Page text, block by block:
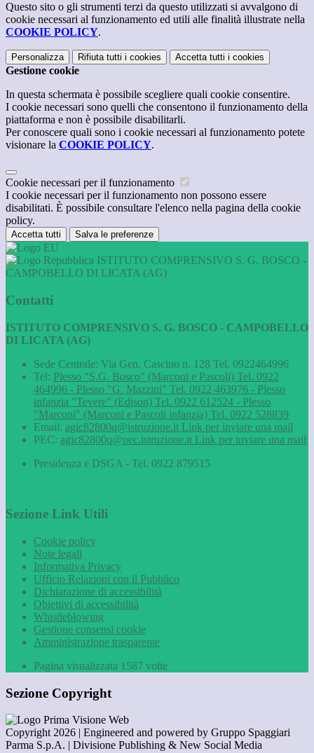
Questo sito o gli strumenti terzi da questo utilizzati si avvalgono di
cookie necessari al funzionamento ed utili alle finalità illustrate nella
COOKIE POLICY.
Personalizza Rifiuta tutti i cookies Accetta tutti i cookies
Gestione cookie
In questa schermata è possibile scegliere quali cookie consentire.
I cookie necessari sono quelli che consentono il funzionamento della
piattaforma e non è possibile disabilitarli.
Per conoscere quali sono i cookie necessari al funzionamento potete
visionare la COOKIE POLICY.
Cookie necessari per il funzionamento
I cookie necessari per il funzionamento non possono essere
disabilitati. È possibile consultare l'elenco nella pagina della cookie
policy.
Accetta tutti Salva le preferenze
ISTITUTO COMPRENSIVO S. G. BOSCO -
CAMPOBELLO DI LICATA (AG)
Contatti
ISTITUTO COMPRENSIVO S. G. BOSCO - CAMPOBELLO
DI LICATA (AG)
Sede Centrale: Via Gen. Cascino n. 128 Tel. 0922464996
Tel: Plesso "S.G. Bosco" (Marconi e Pascoli) Tel. 0922
464996 - Plesso "G. Mazzini" Tel. 0922 463976 - Plesso
infanzia "Tevere" (Edison) Tel. 0922 612524 - Plesso
"Marconi" (Marconi e Pascoli infanzia) Tel. 0922 528839
Email: agic82800q@istruzione.it Link per inviare una mail
PEC: agic82800q@pec.istruzione.it Link per inviare una mail
Presidenza e DSGA - Tel. 0922 879515
Sezione Link Utili
Cookie policy
Note legali
Informativa Privacy
Ufficio Relazioni con il Pubblico
Dichiarazione di accessibilità
Obiettivi di accessibilità
Whistleblowing
Gestione consensi cookie
Amministrazione trasparente
Pagina visualizzata 1587 volte
Sezione Copyright
Copyright 2026 | Engineered and powered by Gruppo Spaggiari
Parma S.p.A. | Divisione Publishing & New Social Media